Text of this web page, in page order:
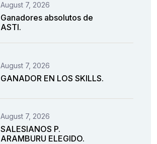
August 7, 2026
Ganadores absolutos de
ASTI.
August 7, 2026
GANADOR EN LOS SKILLS.
August 7, 2026
SALESIANOS P.
ARAMBURU ELEGIDO.